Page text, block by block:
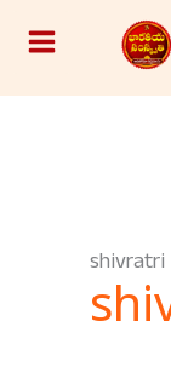
shivratri
e
a